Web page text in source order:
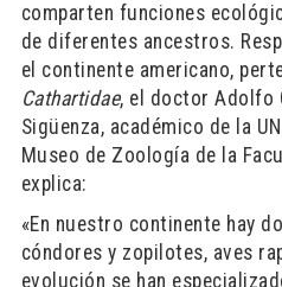
comparten funciones
de diferentes ancestros.
el continente americano,
Cathartidae, el doctor Adolfo
Sigüenza, académico de la
Museo de Zoología de la
explica:
«En nuestro continente hay
cóndores y zopilotes, aves
evolución se han